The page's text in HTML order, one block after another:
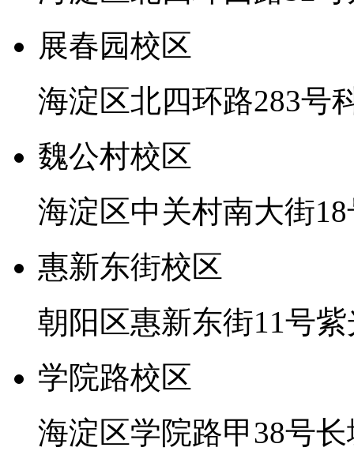
展春园校区
海淀区北四环路283号
魏公村校区
海淀区中关村南大街
惠新东街校区
朝阳区惠新东街11号
学院路校区
海淀区学院路甲38号